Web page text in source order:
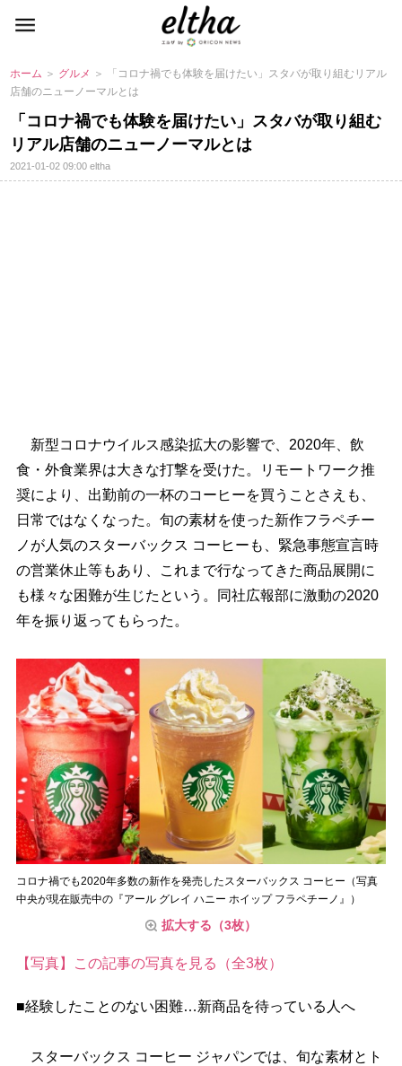
ホーム ＞ グルメ ＞ 「コロナ禍でも体験を届けたい」スタバが取り組むリアル
店舗のニューノーマルとは
「コロナ禍でも体験を届けたい」スタバが取り組む
リアル店舗のニューノーマルとは
2021-01-02 09:00eltha
新型コロナウイルス感染拡大の影響で、2020年、飲
食・外食業界は大きな打撃を受けた。リモートワーク推
奨により、出勤前の一杯のコーヒーを買うことさえも、
日常ではなくなった。旬の素材を使った新作フラペチー
ノが人気のスターバックス コーヒーも、緊急事態宣言時
の営業休止等もあり、これまで行なってきた商品展開に
も様々な困難が生じたという。同社広報部に激動の2020
年を振り返ってもらった。
コロナ禍でも2020年多数の新作を発売したスターバックス コーヒー（写真
中央が現在販売中の『アール グレイ ハニー ホイップ フラペチーノ』）
拡大する（3枚）
【写真】この記事の写真を見る（全3枚）
■経験したことのない困難…新商品を待っている人へ
スターバックス コーヒー ジャパンでは、旬な素材とト